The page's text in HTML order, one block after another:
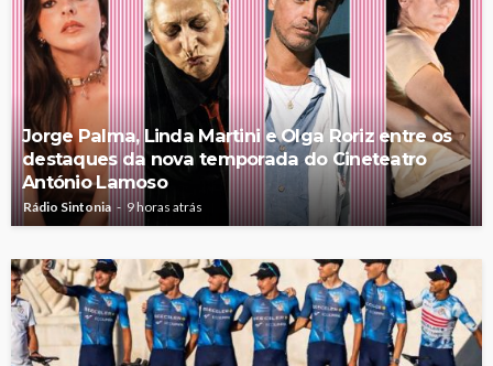
Jorge Palma, Linda Martini e Olga Roriz entre os
destaques da nova temporada do Cineteatro
António Lamoso
Rádio Sintonia 9 horas atrás